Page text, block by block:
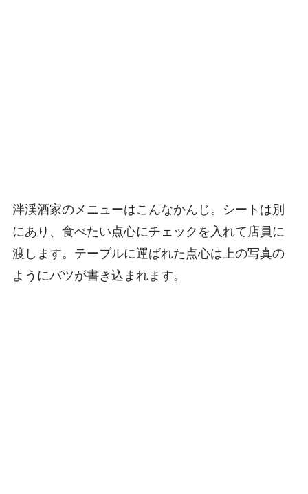
泮渓酒家のメニューはこんなかんじ。シートは別
にあり、食べたい点心にチェックを入れて店員に
渡します。テーブルに運ばれた点心は上の写真の
ようにバツが書き込まれます。